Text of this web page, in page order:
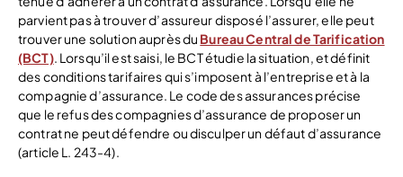
parvient pas à trouver d’assureur disposé l’assurer, elle peut
trouver une solution auprès du Bureau Central de Tarification
(BCT). Lorsqu’il est saisi, le BCT étudie la situation, et définit
des conditions tarifaires qui s’imposent à l’entreprise et à la
compagnie d’assurance. Le code des assurances précise
que le refus des compagnies d’assurance de proposer un
contrat ne peut défendre ou disculper un défaut d’assurance
(article L. 243-4).